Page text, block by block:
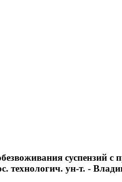
суспензий с
технологич. ун-т. -